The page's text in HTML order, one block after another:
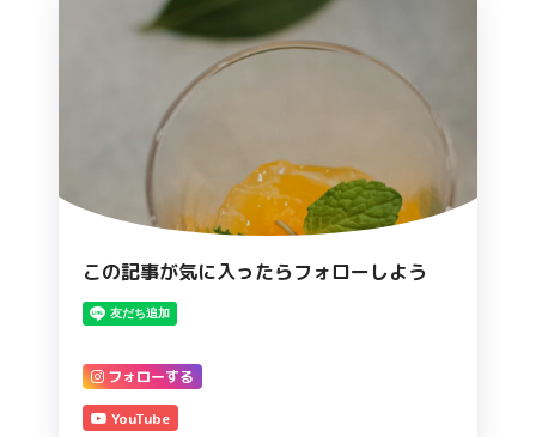
この記事が気に入ったらフォローしよう
フォローする
YouTube